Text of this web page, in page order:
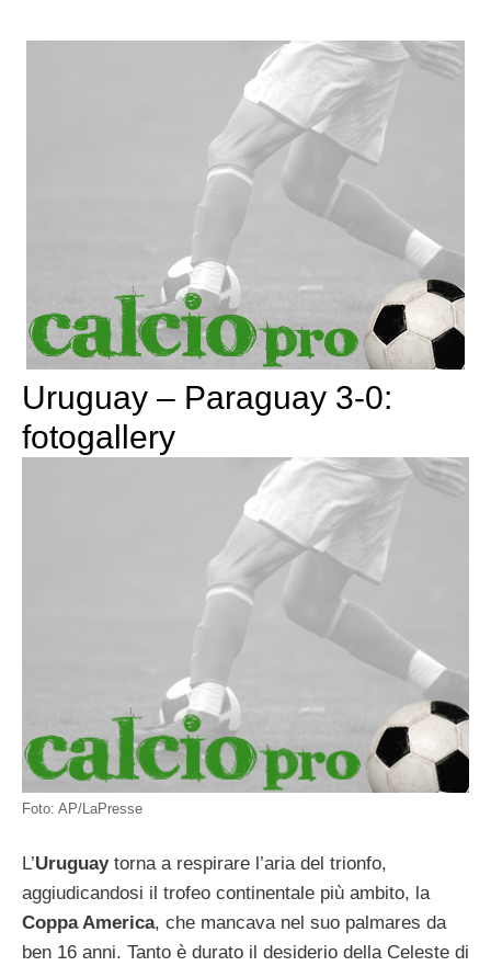
Uruguay – Paraguay 3-0:
fotogallery
Foto: AP/LaPresse
L’Uruguaytorna a respirare l’aria del trionfo,
aggiudicandosi il trofeo continentale più ambito, la
Coppa America, che mancava nel suo palmares da
ben 16 anni. Tanto è durato il desiderio della Celeste di